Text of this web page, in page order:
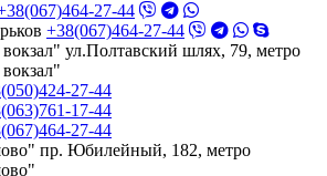
27-44
+38(067)464-27-44
ул.Полтавский шлях, 79, метро
27-44
17-44
27-44
пр. Юбилейный, 182, метро